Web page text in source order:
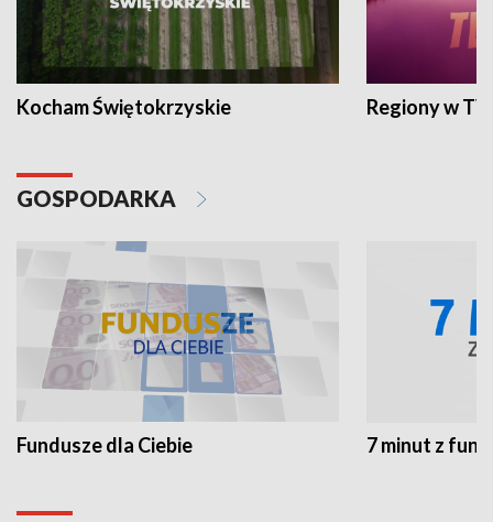
Kocham Świętokrzyskie Regiony w
GOSPODARKA
Fundusze dla Ciebie 7 minut z